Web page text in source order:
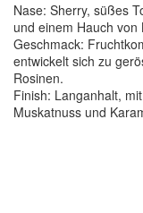
Nase: Sherry, süßes
und einem Hauch von
Geschmack:
entwickelt sich zu
Rosinen.
Finish: Langanhalt,
Muskatnuss und